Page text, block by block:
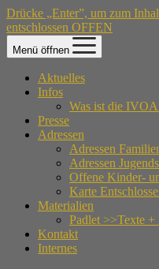
Drücke „Enter”, um zum
entschlossen OFFEN
Menü öffnen
Aktuelles
Infos
Was ist die IVOA
Presse
Adressen
Adressen
Adressen
Offene Kinder-
Karte
Materialien
Padlet >>Texte
Kontakt
Internes